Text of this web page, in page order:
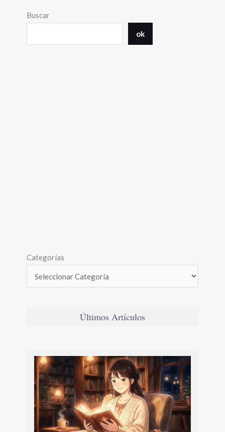
Buscar
ok
Categorías
Últimos Artículos